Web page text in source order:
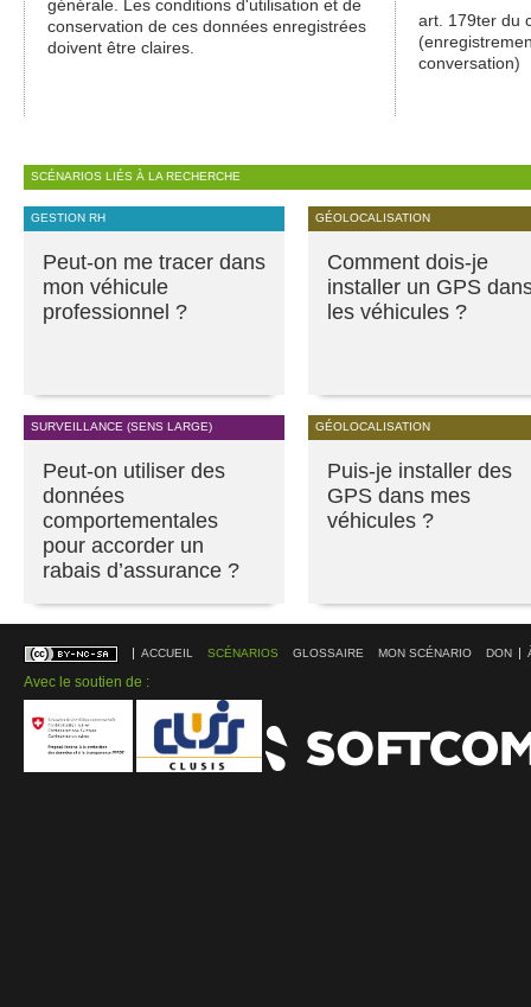
générale. Les conditions d'utilisation et de
conservation de ces données enregistrées
doivent être claires.
art. 179ter du
conversation)
SCÉNARIOS LIÉS À LA RECHERCHE
GESTION RH
Peut-on me tracer dans
mon véhicule
professionnel ?
GÉOLOCALISATION
Comment dois-je
installer un GPS
les véhicules ?
SURVEILLANCE (SENS LARGE)
Peut-on utiliser des
données
comportementales
pour accorder un
rabais d’assurance ?
GÉOLOCALISATION
Puis-je installer des
GPS dans mes
véhicules ?
ACCUEIL SCÉNARIOS GLOSSAIRE MON SCÉNARIO DON
Avec le soutien de :